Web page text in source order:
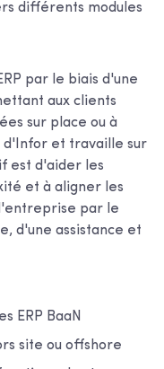
différents modules
par le biais d'une
aux clients
sur place ou à
d'Infor et travaille sur
est d'aider les
et à aligner les
par le
d'une assistance et
ERP BaaN
site ou offshore